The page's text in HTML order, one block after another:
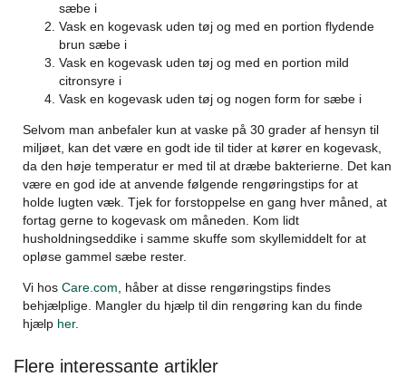
sæbe i
Vask en kogevask uden tøj og med en portion flydende
brun sæbe i
Vask en kogevask uden tøj og med en portion mild
citronsyre i
Vask en kogevask uden tøj og nogen form for sæbe i
Selvom man anbefaler kun at vaske på 30 grader af hensyn til
miljøet, kan det være en godt ide til tider at kører en kogevask,
da den høje temperatur er med til at dræbe bakterierne. Det kan
være en god ide at anvende følgende rengøringstips for at
holde lugten væk. Tjek for forstoppelse en gang hver måned, at
fortag gerne to kogevask om måneden. Kom lidt
husholdningseddike i samme skuffe som skyllemiddelt for at
opløse gammel sæbe rester.
Vi hos Care.com , håber at disse rengøringstips findes
behjælplige. Mangler du hjælp til din rengøring kan du finde
hjælp her.
Flere interessante artikler